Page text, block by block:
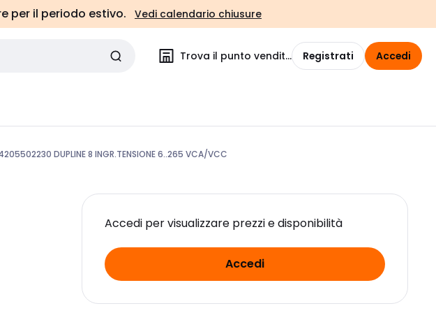
per il periodo estivo. Vedi calendario chiusure
Trova il punto vendita Registrati Accedi
DUPLINE 8 INGR.TENSIONE 6..265 VCA/VCC
Accedi per visualizzare prezzi e disponibilità
Accedi